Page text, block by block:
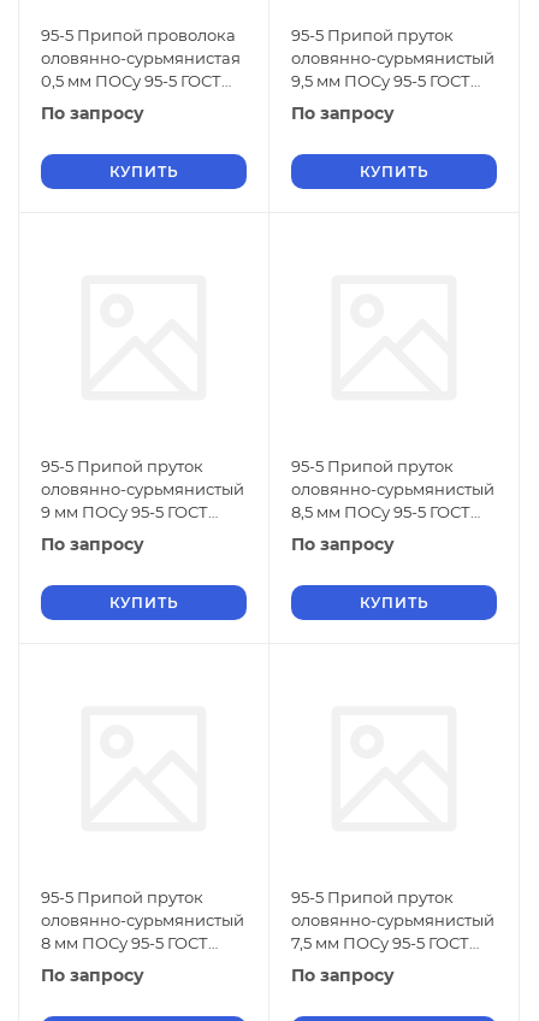
95-5 Припой проволока
оловянно-сурьмянистая
0,5 мм ПОСу 95-5 ГОСТ
21931-76
По запросу
КУПИТЬ
95-5 Припой пруток
оловянно-сурьмянистый
9,5 мм ПОСу 95-5 ГОСТ
21931-76
По запросу
КУПИТЬ
95-5 Припой пруток
оловянно-сурьмянистый
9 мм ПОСу 95-5 ГОСТ
21931-76
По запросу
КУПИТЬ
95-5 Припой пруток
оловянно-сурьмянистый
8,5 мм ПОСу 95-5 ГОСТ
21931-76
По запросу
КУПИТЬ
95-5 Припой пруток
оловянно-сурьмянистый
8 мм ПОСу 95-5 ГОСТ
21931-76
По запросу
95-5 Припой пруток
оловянно-сурьмянистый
7,5 мм ПОСу 95-5 ГОСТ
21931-76
По запросу